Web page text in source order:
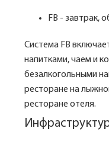
FB - завтрак,
Система FB
напитками, чаем и
безалкогольными
ресторане на
ресторане отеля.